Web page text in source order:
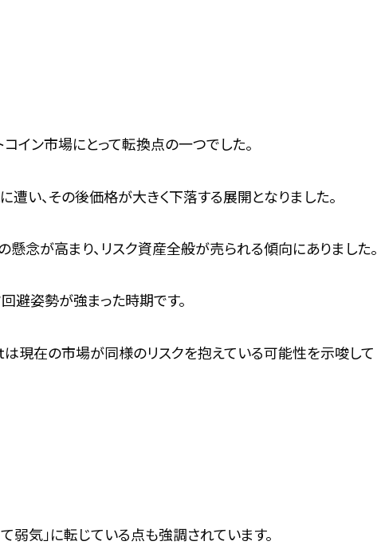
イン市場にとって転換点の一つでした。
い、その後価格が大きく下落する展開となりました。
念が高まり、リスク資産全般が売られる傾向にありました。
避姿勢が強まった時期です。
現在の市場が同様のリスクを抱えている可能性を示唆して
気」に転じている点も強調されています。